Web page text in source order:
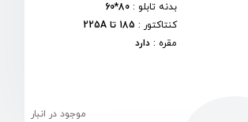
بدنه تابلو :
80*60
کنتاکتور : 185 تا 225A
مقره : دارد
موجود در انبار